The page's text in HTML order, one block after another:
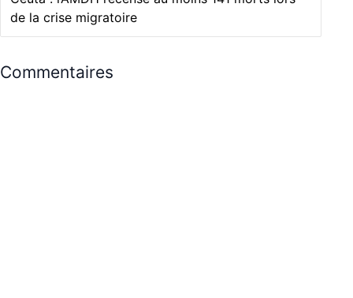
de la crise migratoire
Commentaires